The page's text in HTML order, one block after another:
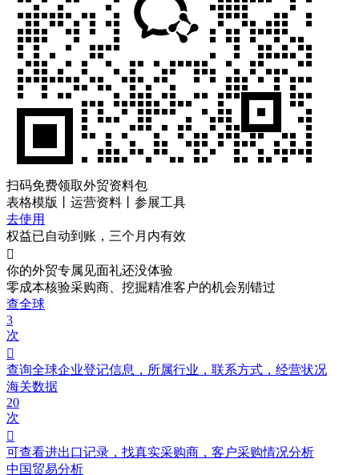
扫码免费领取外贸资料包
表格模版丨运营资料丨参展工具
去使用
权益已自动到账，三个月内有效

你的外贸专属见面礼还没体验
零成本核验采购商、挖掘精准客户的机会别错过
查全球
3
次

查询全球企业登记信息，所属行业，联系方式，经营状况
海关数据
20
次

可查看进出口记录，找真实采购商，客户采购情况分析
中国贸易分析